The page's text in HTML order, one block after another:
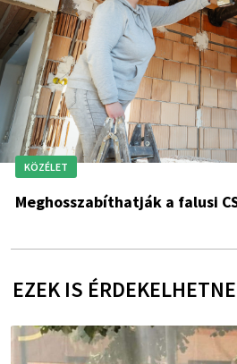
KÖZÉLET
Meghosszabíthatják a falusi
EZEK IS